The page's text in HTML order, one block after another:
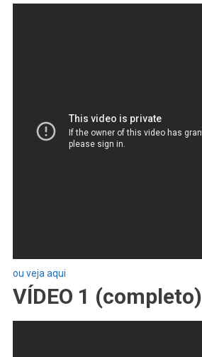
ou veja aqui
VÍDEO 1 (completo)